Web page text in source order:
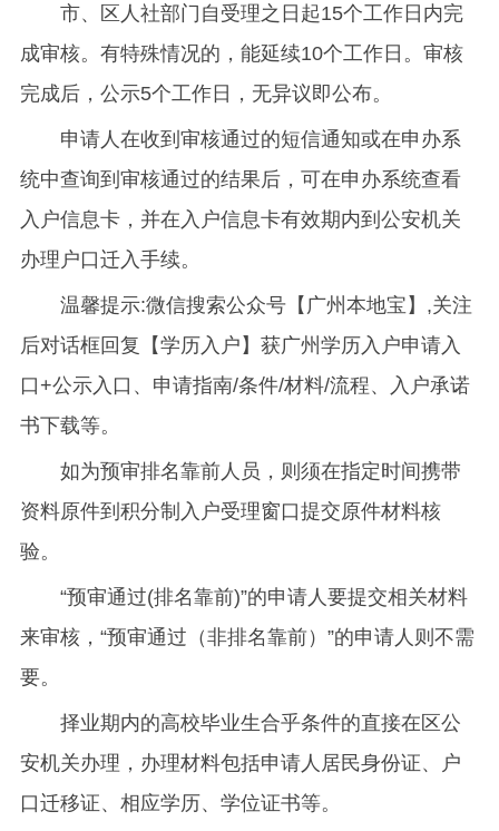
市、区人社部门自受理之日起15个工作日内完
成审核。有特殊情况的，能延续10个工作日。审核
完成后，公示5个工作日，无异议即公布。
申请人在收到审核通过的短信通知或在申办系
统中查询到审核通过的结果后，可在申办系统查看
入户信息卡，并在入户信息卡有效期内到公安机关
办理户口迁入手续。
温馨提示:微信搜索公众号【广州本地宝】,关注
后对话框回复【学历入户】获广州学历入户申请入
口+公示入口、申请指南/条件/材料/流程、入户承诺
书下载等。
如为预审排名靠前人员，则须在指定时间携带
资料原件到积分制入户受理窗口提交原件材料核
验。
“预审通过(排名靠前)”的申请人要提交相关材料
来审核，“预审通过（非排名靠前）”的申请人则不需
要。
择业期内的高校毕业生合乎条件的直接在区公
安机关办理，办理材料包括申请人居民身份证、户
口迁移证、相应学历、学位证书等。